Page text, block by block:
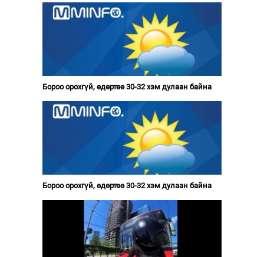
Бороо орохгүй, өдөртөө 30-32 хэм дулаан байна
Бороо орохгүй, өдөртөө 30-32 хэм дулаан байна